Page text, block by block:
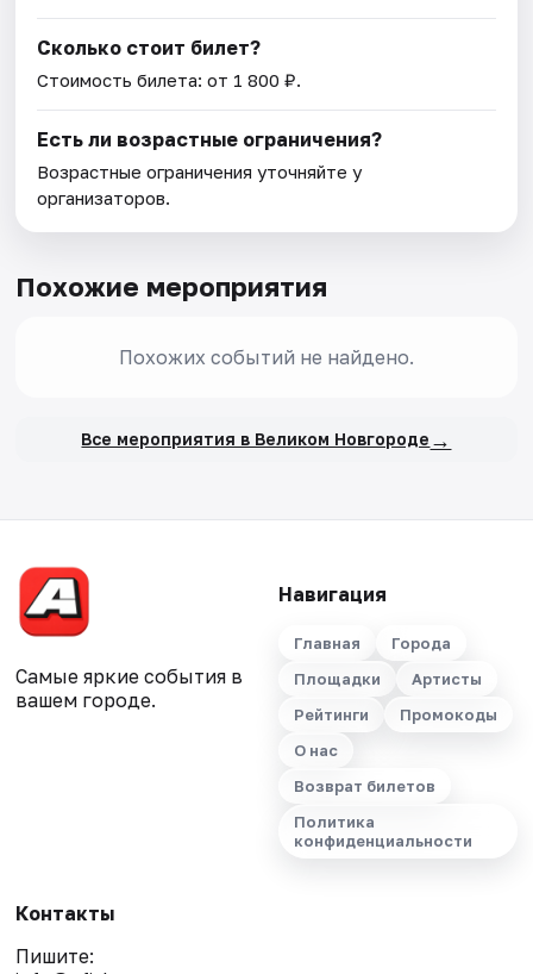
Сколько стоит билет?
Стоимость билета: от 1 800 ₽.
Есть ли возрастные ограничения?
Возрастные ограничения уточняйте у
организаторов.
Похожие мероприятия
Похожих событий не найдено.
Все мероприятия в Великом Новгороде →
Самые яркие события в
вашем городе.
Навигация
Главная
Города
Площадки
Артисты
Рейтинги
Промокоды
О нас
Возврат билетов
Политика
конфиденциальности
Контакты
Пишите: